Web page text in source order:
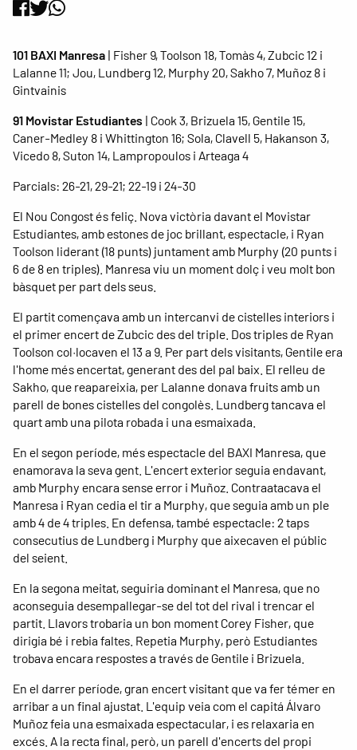
101 BAXI Manresa | Fisher 9, Toolson 18, Tomàs 4, Zubcic 12 i
Lalanne 11; Jou, Lundberg 12, Murphy 20, Sakho 7, Muñoz 8 i
Gintvainis
91 Movistar Estudiantes | Cook 3, Brizuela 15, Gentile 15,
Caner-Medley 8 i Whittington 16; Sola, Clavell 5, Hakanson 3,
Vicedo 8, Suton 14, Lampropoulos i Arteaga 4
Parcials: 26-21, 29-21; 22-19 i 24-30
El Nou Congost és feliç. Nova victòria davant el Movistar
Estudiantes, amb estones de joc brillant, espectacle, i Ryan
Toolson liderant (18 punts) juntament amb Murphy (20 punts i
6 de 8 en triples). Manresa viu un moment dolç i veu molt bon
bàsquet per part dels seus.
El partit començava amb un intercanvi de cistelles interiors i
el primer encert de Zubcic des del triple. Dos triples de Ryan
Toolson col·locaven el 13 a 9. Per part dels visitants, Gentile era
l'home més encertat, generant des del pal baix. El relleu de
Sakho, que reapareixia, per Lalanne donava fruits amb un
parell de bones cistelles del congolès. Lundberg tancava el
quart amb una pilota robada i una esmaixada.
En el segon període, més espectacle del BAXI Manresa, que
enamorava la seva gent. L'encert exterior seguia endavant,
amb Murphy encara sense error i Muñoz. Contraatacava el
Manresa i Ryan cedia el tir a Murphy, que seguia amb un ple
amb 4 de 4 triples. En defensa, també espectacle: 2 taps
consecutius de Lundberg i Murphy que aixecaven el públic
del seient.
En la segona meitat, seguiria dominant el Manresa, que no
aconseguia desempallegar-se del tot del rival i trencar el
partit. Llavors trobaria un bon moment Corey Fisher, que
dirigia bé i rebia faltes. Repetia Murphy, però Estudiantes
trobava encara respostes a través de Gentile i Brizuela.
En el darrer període, gran encert visitant que va fer témer en
arribar a un final ajustat. L'equip veia com el capitá Álvaro
Muñoz feia una esmaixada espectacular, i es relaxaria en
excés. A la recta final, però, un parell d'encerts del propi